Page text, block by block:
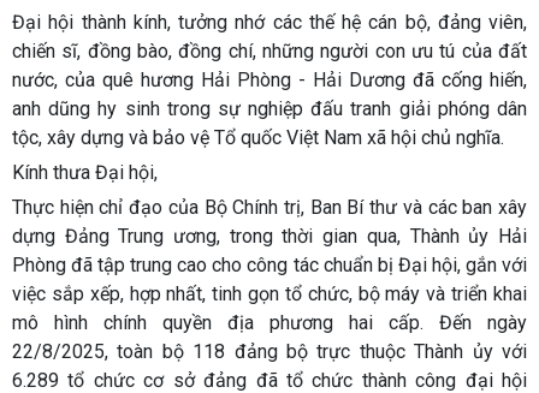
Đại hội thành kính, tưởng nhớ các thế hệ cán bộ, đảng viên,
chiến sĩ, đồng bào, đồng chí, những người con ưu tú của đất
nước, của quê hương Hải Phòng - Hải Dương đã cống hiến,
anh dũng hy sinh trong sự nghiệp đấu tranh giải phóng dân
tộc, xây dựng và bảo vệ Tổ quốc Việt Nam xã hội chủ nghĩa.
Kính thưa Đại hội,
Thực hiện chỉ đạo của Bộ Chính trị, Ban Bí thư và các ban xây
dựng Đảng Trung ương, trong thời gian qua, Thành ủy Hải
Phòng đã tập trung cao cho công tác chuẩn bị Đại hội, gắn với
việc sắp xếp, hợp nhất, tinh gọn tổ chức, bộ máy và triển khai
mô hình chính quyền địa phương hai cấp. Đến ngày
22/8/2025, toàn bộ 118 đảng bộ trực thuộc Thành ủy với
6.289 tổ chức cơ sở đảng đã tổ chức thành công đại hội